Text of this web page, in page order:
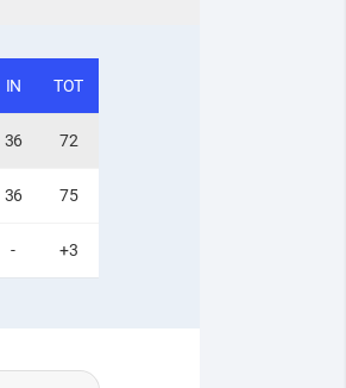
IN TOT
36 72
36 75
- +3